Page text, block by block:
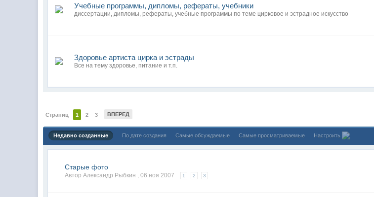
Учебные программы, дипломы, рефераты, учебники
диссертации, дипломы, рефераты, учебные программы по теме цирковое и эстрадное искусство
Здоровье артиста цирка и эстрады
Все на тему здоровье, питание и т.п.
Страниц 1 2 3 ВПЕРЕД
Недавно созданные По дате создания Самые обсуждаемые Самые просматриваемые Настроить
Старые фото
Автор Александр Рыбкин ,06 ноя 2007 1 2 3